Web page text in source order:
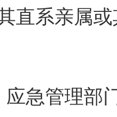
直系亲属
管理部门